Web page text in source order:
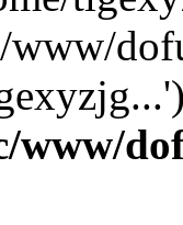
www/